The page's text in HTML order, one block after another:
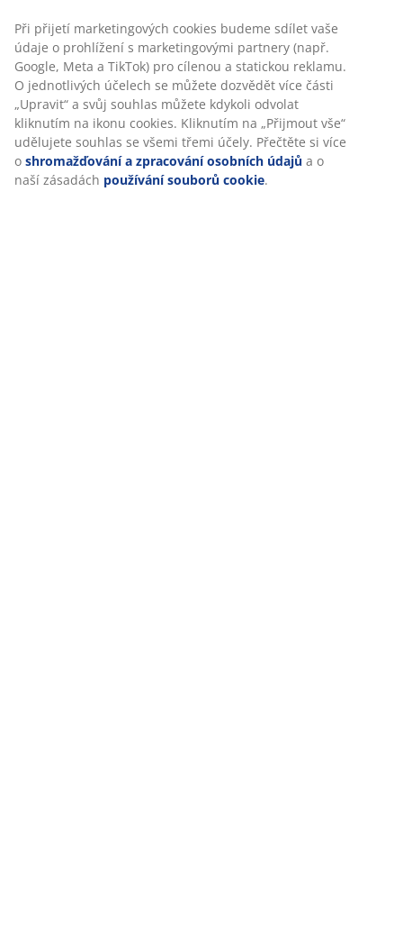
open
Maličkosti pro relax
Podnos do vany ILSBO je nepostradatelným doplňkem
Při přijetí marketingových cookies budeme sdílet vaše
údaje o prohlížení s marketingovými partnery (např.
Google, Meta a TikTok) pro cílenou a statickou reklamu.
O jednotlivých účelech se můžete dozvědět více části
„Upravit“ a svůj souhlas můžete kdykoli odvolat
kliknutím na ikonu cookies. Kliknutím na „Přijmout vše“
udělujete souhlas se všemi třemi účely. Přečtěte si více
o shromažďování a zpracování osobních údajů a o
naší zásadách používání souborů cookie.